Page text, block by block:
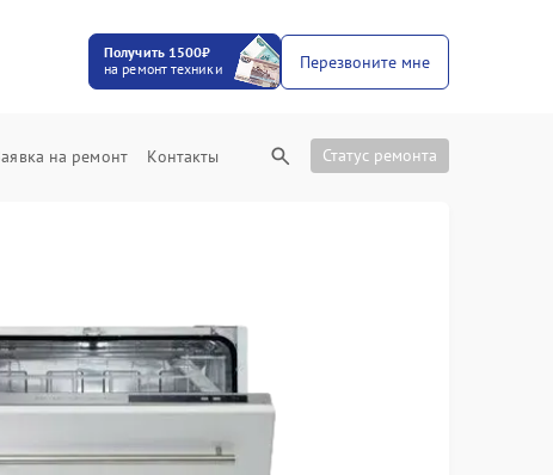
Получить 1500₽
на ремонт техники
Перезвоните мне
на ремонт Контакты Статус ремонта